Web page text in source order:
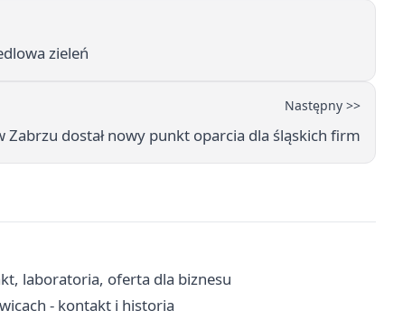
zieleń
Następny >>
Zabrzu dostał nowy punkt oparcia dla śląskich firm
laboratoria, oferta dla biznesu
- kontakt i historia